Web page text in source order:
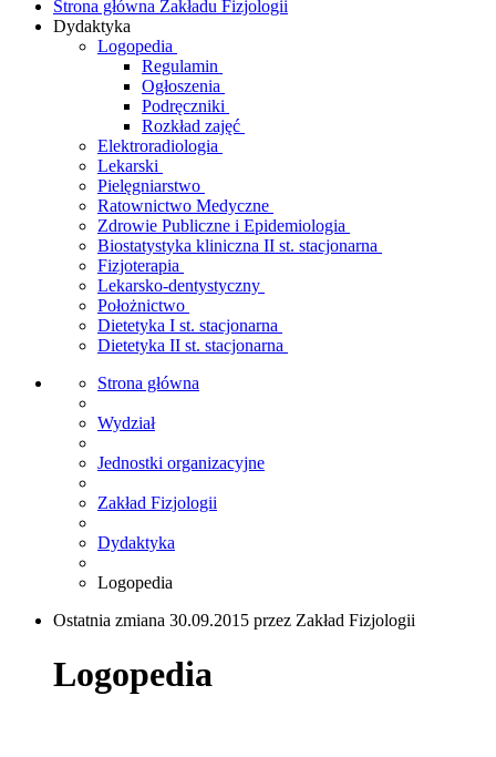
Strona główna Zakładu Fizjologii
Dydaktyka
Logopedia
Regulamin
Ogłoszenia
Podręczniki
Rozkład zajęć
Elektroradiologia
Lekarski
Pielęgniarstwo
Ratownictwo Medyczne
Zdrowie Publiczne i Epidemiologia
Biostatystyka kliniczna II st. stacjonarna
Fizjoterapia
Lekarsko-dentystyczny
Położnictwo
Dietetyka I st. stacjonarna
Dietetyka II st. stacjonarna
Strona główna
Wydział
Jednostki organizacyjne
Zakład Fizjologii
Dydaktyka
Logopedia
Ostatnia zmiana 30.09.2015 przez Zakład Fizjologii
Logopedia